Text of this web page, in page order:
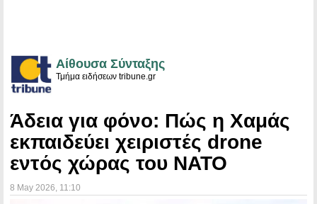
Αίθουσα Σύνταξης
Τμήμα ειδήσεων tribune.gr
Άδεια για φόνο: Πώς η Χαμάς
εκπαιδεύει χειριστές drone
εντός χώρας του ΝΑΤΟ
8 May 2026 , 11:10